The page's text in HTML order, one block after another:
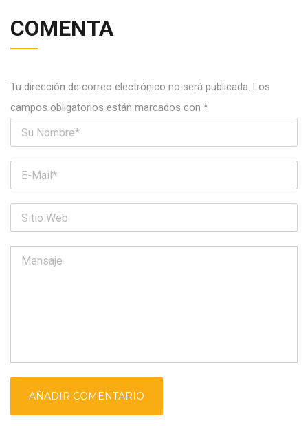
COMENTA
Tu dirección de correo electrónico no será publicada. Los
campos obligatorios están marcados con *